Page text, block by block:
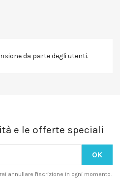
da parte degli utenti.
e le offerte speciali
annullare l'iscrizione in ogni momento.